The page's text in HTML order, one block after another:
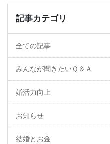
記事カテゴリ
全ての記事
みんなが聞きたいＱ＆Ａ
婚活力向上
お知らせ
結婚とお金